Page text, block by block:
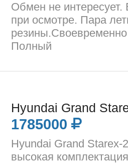
Обмен не интересует.
при осмотре. Пара
Полный
Hyundai Grand
1785000
Hyundai Grand Starex-
высокая